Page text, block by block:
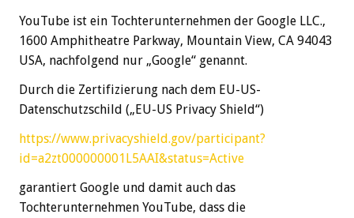
YouTube ist ein Tochterunternehmen der Google LLC.,
1600 Amphitheatre Parkway, Mountain View, CA 94043
USA, nachfolgend nur „Google“ genannt.
Durch die Zertifizierung nach dem EU-US-
Datenschutzschild („EU-US Privacy Shield“)
https://www.privacyshield.gov/participant?
id=a2zt000000001L5AAI&status=Active
garantiert Google und damit auch das
Tochterunternehmen YouTube, dass die